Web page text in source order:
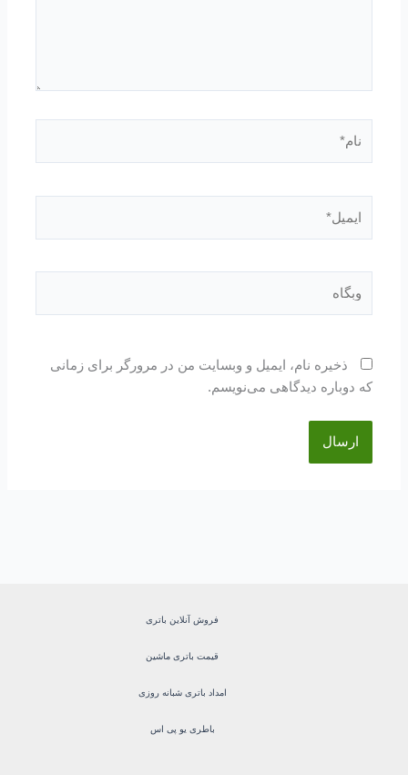
ذخیره نام، ایمیل و وبسایت من در مرورگر برای زمانی
که دوباره دیدگاهی می‌نویسم.
فروش آنلاین باتری
قیمت باتری ماشین
امداد باتری شبانه روزی
باطری یو پی اس